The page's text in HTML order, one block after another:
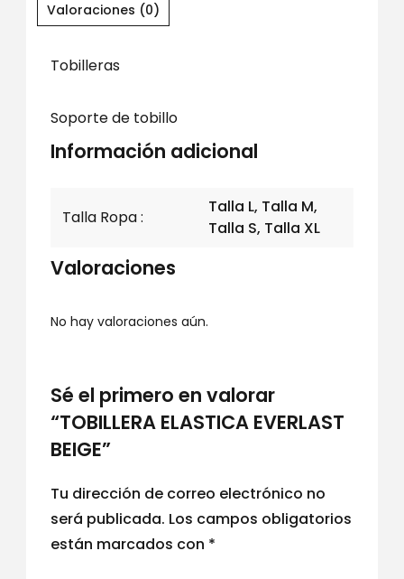
Valoraciones (0)
Tobilleras
Soporte de tobillo
Información adicional
Talla Ropa
Talla L, Talla M,
Talla S, Talla XL
Valoraciones
No hay valoraciones aún.
Sé el primero en valorar
“TOBILLERA ELASTICA EVERLAST
BEIGE”
Tu dirección de correo electrónico no
será publicada. Los campos obligatorios
están marcados con *